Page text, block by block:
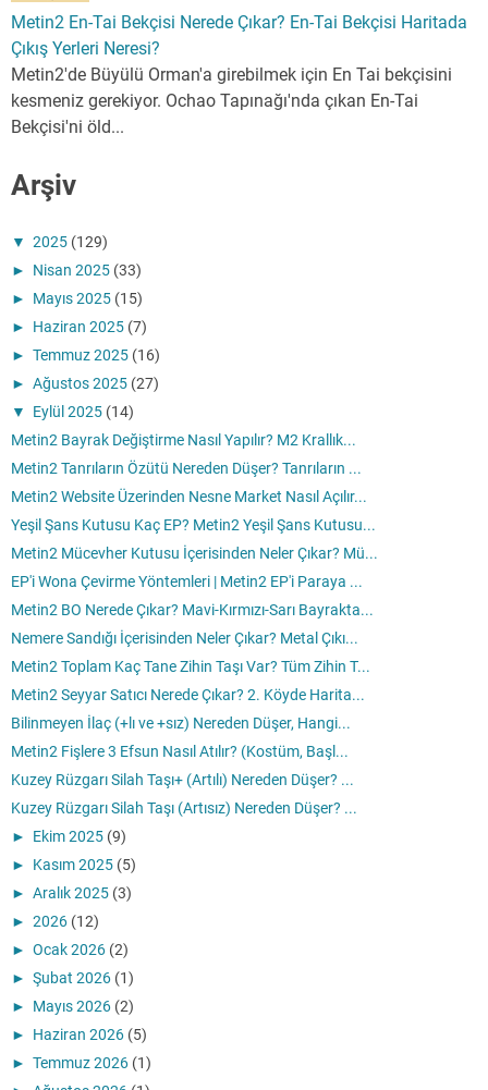
Metin2 En-Tai Bekçisi Nerede Çıkar? En-Tai Bekçisi Haritada
Çıkış Yerleri Neresi?
Metin2'de Büyülü Orman'a girebilmek için En Tai bekçisini
kesmeniz gerekiyor. Ochao Tapınağı'nda çıkan En-Tai
Bekçisi'ni öld...
Arşiv
▼ 2025 (129)
► Nisan 2025 (33)
► Mayıs 2025 (15)
► Haziran 2025 (7)
► Temmuz 2025 (16)
► Ağustos 2025 (27)
▼
Eylül 2025 (14)
Metin2 Bayrak Değiştirme Nasıl Yapılır? M2 Krallık...
Metin2 Tanrıların Özütü Nereden Düşer? Tanrıların ...
Metin2 Website Üzerinden Nesne Market Nasıl Açılır...
Yeşil Şans Kutusu Kaç EP? Metin2 Yeşil Şans Kutusu...
Metin2 Mücevher Kutusu İçerisinden Neler Çıkar? Mü...
EP'i Wona Çevirme Yöntemleri | Metin2 EP'i Paraya ...
Metin2 BO Nerede Çıkar? Mavi-Kırmızı-Sarı Bayrakta...
Nemere Sandığı İçerisinden Neler Çıkar? Metal Çıkı...
Metin2 Toplam Kaç Tane Zihin Taşı Var? Tüm Zihin T...
Metin2 Seyyar Satıcı Nerede Çıkar? 2. Köyde Harita...
Bilinmeyen İlaç (+lı ve +sız) Nereden Düşer, Hangi...
Metin2 Fişlere 3 Efsun Nasıl Atılır? (Kostüm, Başl...
Kuzey Rüzgarı Silah Taşı+ (Artılı) Nereden Düşer? ...
Kuzey Rüzgarı Silah Taşı (Artısız) Nereden Düşer? ...
► Ekim 2025 (9)
► Kasım 2025 (5)
► Aralık 2025 (3)
► 2026 (12)
► Ocak 2026 (2)
► Şubat 2026 (1)
► Mayıs 2026 (2)
► Haziran 2026 (5)
► Temmuz 2026 (1)